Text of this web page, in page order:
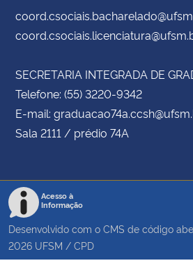
SECRETARIA INTEGRADA DE
Telefone: (55) 3220-9342
E-mail:
Sala 2111 / prédio 74A
Acesso à
Informação
Desenvolvido com o CMS de código
2026 UFSM / CPD